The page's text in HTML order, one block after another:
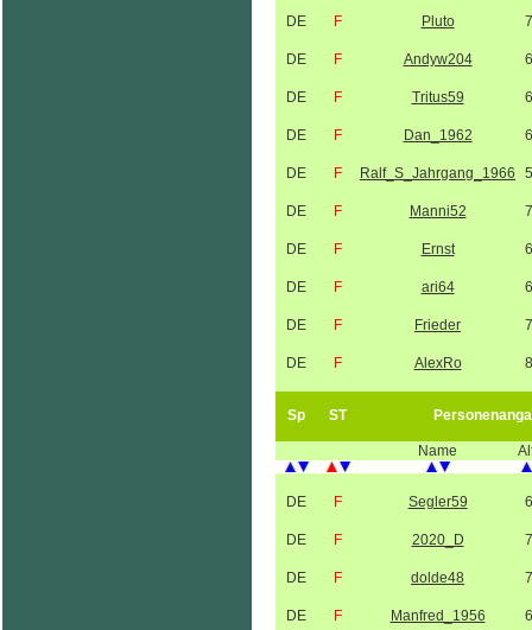
DE F Pluto
DE F Andyw204
DE F Tritus59
DE F Dan_1962
DE F Ralf_S_Jahrgang_1966
DE F Manni52
DE F Ernst
DE F ari64
DE F Frieder
DE F AlexRo
Sp ST
Name
DE F Segler59
DE F 2020_D
DE F dolde48
DE F Manfred_1956